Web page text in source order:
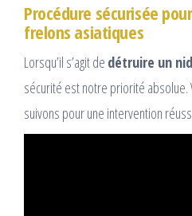
Procédure sécurisée
frelons asiatiques
Lorsqu’il s’agit de détruire un
sécurité est notre priorité absolue.
suivons pour une intervention